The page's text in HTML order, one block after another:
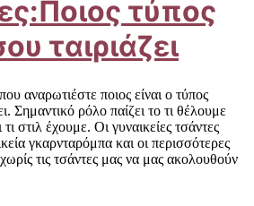
τύπος
ταιριάζει
αναρωτιέστε ποιος είναι ο τύπος
Σημαντικό ρόλο παίζει το τι θέλουμε
στιλ έχουμε. Οι γυναικείες τσάντες
γκαρνταρόμπα και οι περισσότερες
τις τσάντες μας να μας ακολουθούν